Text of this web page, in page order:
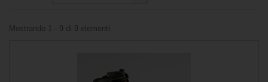
Mostrando 1 - 9 di 9 elementi